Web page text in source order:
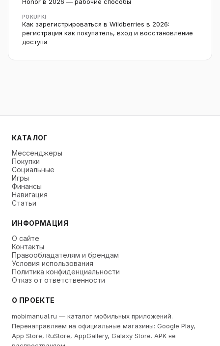
Honor в 2026 — рабочие способы
POKUPKI
Как зарегистрироваться в Wildberries в 2026:
регистрация как покупатель, вход и восстановление
доступа
КАТАЛОГ
Мессенджеры
Покупки
Социальные
Игры
Финансы
Навигация
Статьи
ИНФОРМАЦИЯ
О сайте
Контакты
Правообладателям и брендам
Условия использования
Политика конфиденциальности
Отказ от ответственности
О ПРОЕКТЕ
mobimanual.ru — каталог мобильных приложений.
Перенаправляем на официальные магазины: Google Play,
App Store, RuStore, AppGallery, Galaxy Store. APK не